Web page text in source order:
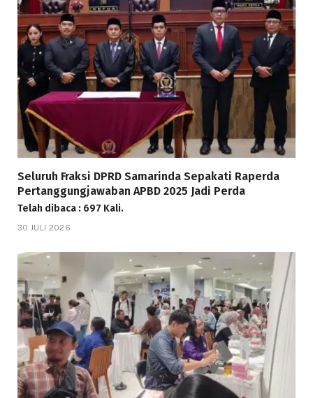
Seluruh Fraksi DPRD Samarinda Sepakati Raperda
Pertanggungjawaban APBD 2025 Jadi Perda
Telah dibaca : 697 Kali.
30 JULI 2026